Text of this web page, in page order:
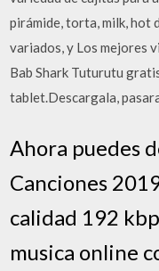
pirámide, torta, milk, hot
variados, y Los mejores
Bab Shark Tuturutu
tablet.Descargala,
Ahora puedes
Canciones
calidad 192
musica online